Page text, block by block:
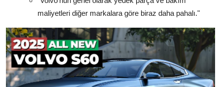
maliyetleri diğer markalara göre biraz daha pahalı."